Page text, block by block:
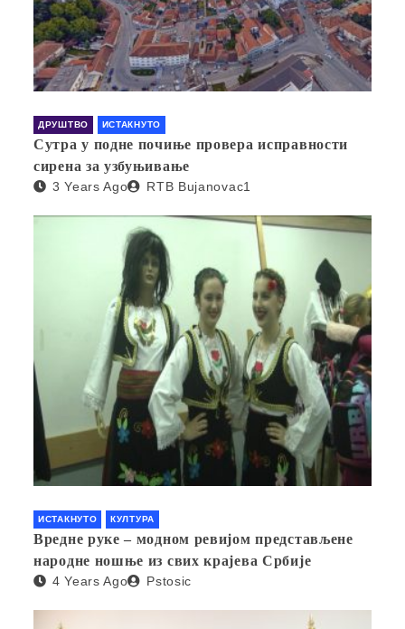
ДРУШТВО ИСТАКНУТО
Сутра у подне почиње провера исправности
сирена за узбуњивање
3 Years Ago RTB Bujanovac1
ИСТАКНУТО КУЛТУРА
Вредне руке – модном ревијом представљене
народне ношње из свих крајева Србије
4 Years Ago Pstosic